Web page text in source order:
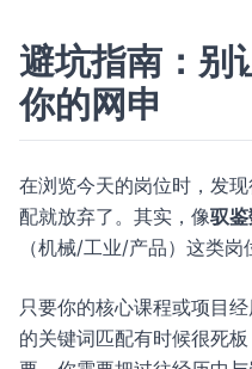
避坑指南：别
你的网申
在浏览今天的岗位时，发
配就放弃了。其实，像驭
（机械/工业/产品）这类岗
只要你的核心课程或项目
的关键词匹配有时候很死